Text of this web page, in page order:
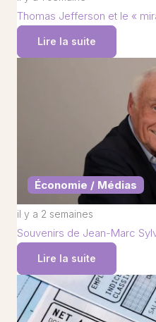
Thomas Jefferson et le «
Lire la suite
Économie / Médias
il y a 2 semaines
Souvenirs de Jean-Marc
Lire la suite